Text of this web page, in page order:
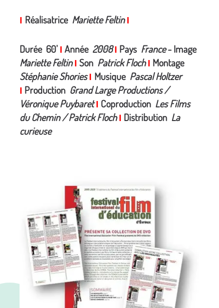
Réalisatrice Mariette Feltin
Durée 60' Année 2008 Pays France- Image
Mariette Feltin Son Patrick Floch Montage
Stéphanie Shories
Musique Pascal Holtzer
Production Grand Large Productions /
Véronique Puybaret Coproduction Les Films
du Chemin / Patrick Floch Distribution La
curieuse